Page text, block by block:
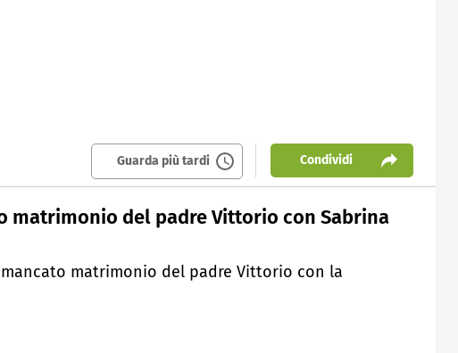
Guarda più tardi Condividi
matrimonio del padre Vittorio con Sabrina
matrimonio del padre Vittorio con la